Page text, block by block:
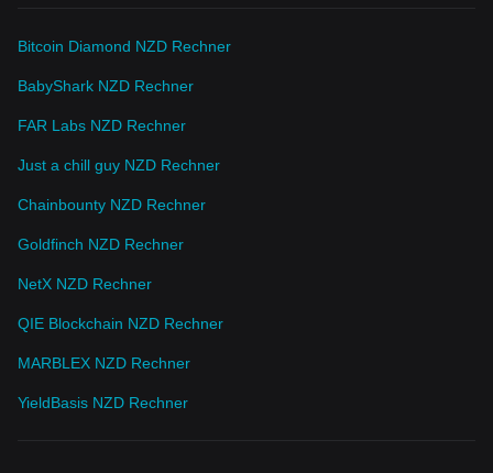
Bitcoin Diamond NZD Rechner
BabyShark NZD Rechner
FAR Labs NZD Rechner
Just a chill guy NZD Rechner
Chainbounty NZD Rechner
Goldfinch NZD Rechner
NetX NZD Rechner
QIE Blockchain NZD Rechner
MARBLEX NZD Rechner
YieldBasis NZD Rechner